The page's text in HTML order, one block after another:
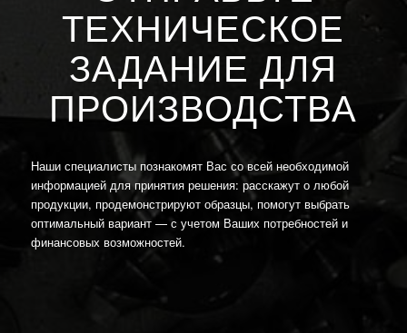
ТЕХНИЧЕСКОЕ
ЗАДАНИЕ ДЛЯ
ПРОИЗВОДСТВА
Наши специалисты познакомят Вас со всей необходимой
информацией для принятия решения: расскажут о любой
продукции, продемонстрируют образцы, помогут выбрать
оптимальный вариант — с учетом Ваших потребностей и
финансовых возможностей.